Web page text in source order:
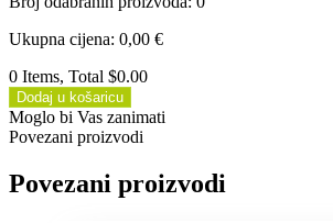
Ukupna cijena: 0,00 €
0 Items, Total $0.00
Dodaj u košaricu
Moglo bi Vas zanimati
Povezani proizvodi
Povezani proizvodi